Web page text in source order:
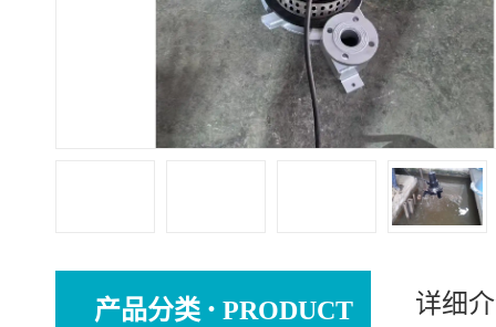
产品分类 · PRODUCT 详细